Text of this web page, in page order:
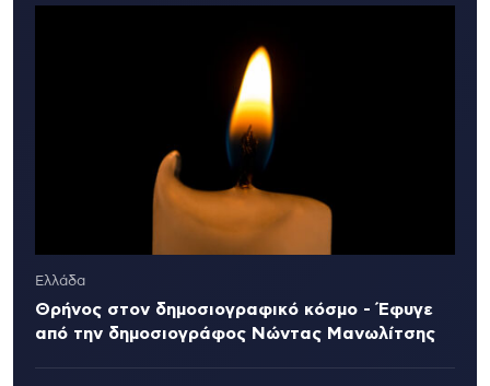
Ελλάδα
Θρήνος στον δημοσιογραφικό κόσμο - Έφυγε
από την δημοσιογράφος Νώντας Μανωλίτσης